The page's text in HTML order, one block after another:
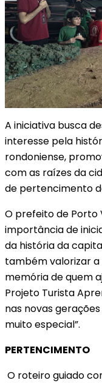
A iniciativa busca
interesse pela
rondoniense,
com as raízes da
de pertencimento
O prefeito de Porto
importância de
da história da
também valorizar
memória de quem
Projeto Turista
nas novas
muito especial”.
PERTENCIMENTO
O roteiro guiado